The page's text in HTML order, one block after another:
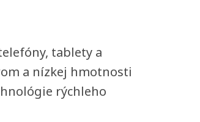
tablety a
a nízkej hmotnosti
rýchleho